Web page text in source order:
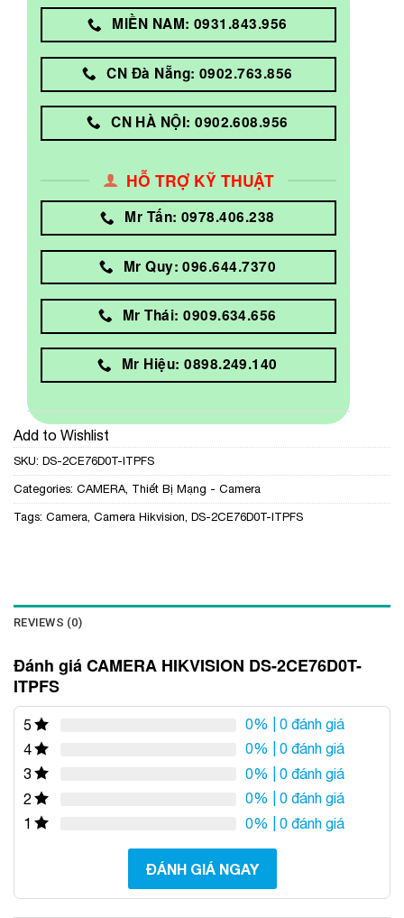
MIỀN NAM: 0931.843.956
CN Đà Nẵng: 0902.763.856
CN HÀ NỘI: 0902.608.956
HỖ TRỢ KỸ THUẬT
Mr Tấn: 0978.406.238
Mr Quy: 096.644.7370
Mr Thái: 0909.634.656
Mr Hiệu: 0898.249.140
Add to Wishlist
SKU: DS-2CE76D0T-ITPFS
Categories: CAMERA Thiết Bị Mạng - Camera
Tags: Camera Camera Hikvision DS-2CE76D0T-ITPFS
REVIEWS (0)
Đánh giá CAMERA HIKVISION DS-2CE76D0T-
ITPFS
5 0% | 0 đánh giá
4
0% | 0 đánh giá
3
0% | 0 đánh giá
2
0% | 0 đánh giá
1
0% | 0 đánh giá
ĐÁNH GIÁ NGAY